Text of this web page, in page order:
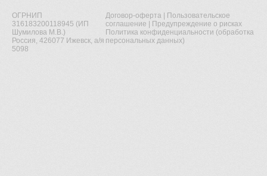
ОГРНИП
316183200118945 (ИП
Шумилова М.В.)
Россия, 426077 Ижевск, а/я
5098
Договор-оферта
Пользовательское
соглашение
Предупреждение о рисках
Политика конфиденциальности (обработка
персональных данных)